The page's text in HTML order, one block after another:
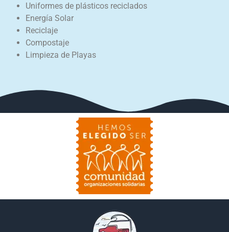
Uniformes de plásticos reciclados
Energía Solar
Reciclaje
Compostaje
Limpieza de Playas